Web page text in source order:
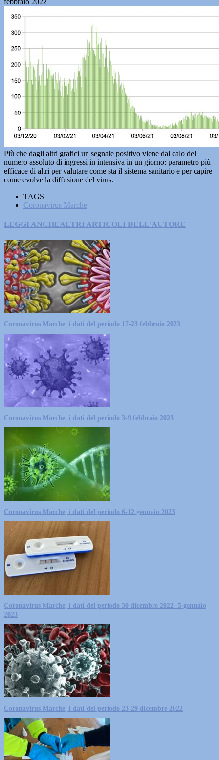
febbraio 2022
Più che dagli altri grafici un segnale positivo viene dal calo del
numero assoluto di ingressi in intensiva in un giorno: parametro più
efficace di altri per valutare come sta il sistema sanitario e per capire
come evolve la diffusione del virus.
TAGS
Coronavirus Marche
LEGGI ANCHEALTRI ARTICOLI DELL'AUTORE
Coronavirus Marche, i dati del periodo 17-23 febbraio 2023
Coronavirus Marche, i dati del periodo 3-9 febbraio 2023
Coronavirus Marche, i dati del periodo 6-12 gennaio 2023
Coronavirus Marche, i dati del periodo 30 dicembre 2022- 5 gennaio
2023
Coronavirus Marche, i dati del periodo 23-29 dicembre 2022